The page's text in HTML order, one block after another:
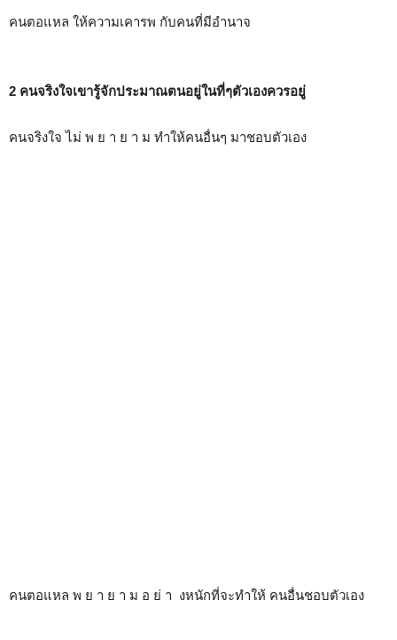
คนตอแหล ให้ความเคารพ กับคนที่มีอำนาจ
2 คนจริงใจเขารู้จักประมาณตนอยู่ในที่ๆตัวเองควรอยู่
คนจริงใจ ไม่ พ ย า ย า ม ทำให้คนอื่นๆ มาชอบตัวเอง
คนตอแหล พ ย า ย า ม อ ย่ า งหนักที่จะทำให้ คนอื่นชอบตัวเอง